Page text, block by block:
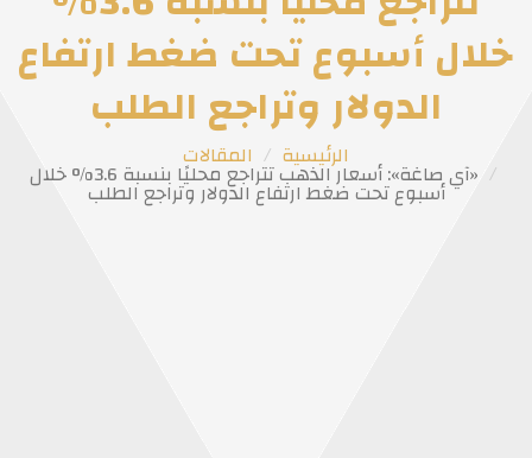
خلال أسبوع تحت ضغط ارتفاع
الدولار وتراجع الطلب
الرئيسية المقالات
«آي صاغة»: أسعار الذهب تتراجع محليًا بنسبة 3.6% خلال
أسبوع تحت ضغط ارتفاع الدولار وتراجع الطلب